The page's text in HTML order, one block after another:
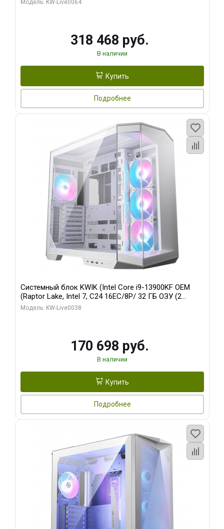
Модель: KW-Live0064
318 468 руб.
В наличии
Купить
Подробнее
Системный блок KWIK (Intel Core i9-13900KF OEM
(Raptor Lake, Intel 7, C24 16EC/8P/ 32 ГБ ОЗУ (2
модуля)/ Gigabyte RX9070XT GAMING OC 16GB GDDR6
Модель: KW-Live0038
170 698 руб.
В наличии
Купить
Подробнее